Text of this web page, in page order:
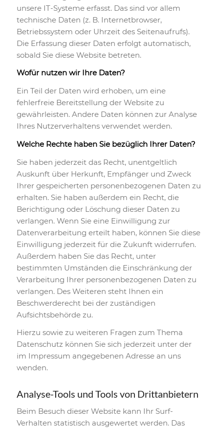
unsere IT-Systeme erfasst. Das sind vor allem
technische Daten (z. B. Internetbrowser,
Betriebssystem oder Uhrzeit des Seitenaufrufs).
Die Erfassung dieser Daten erfolgt automatisch,
sobald Sie diese Website betreten.
Wofür nutzen wir Ihre Daten?
Ein Teil der Daten wird erhoben, um eine
fehlerfreie Bereitstellung der Website zu
gewährleisten. Andere Daten können zur Analyse
Ihres Nutzerverhaltens verwendet werden.
Welche Rechte haben Sie bezüglich Ihrer Daten?
Sie haben jederzeit das Recht, unentgeltlich
Auskunft über Herkunft, Empfänger und Zweck
Ihrer gespeicherten personenbezogenen Daten zu
erhalten. Sie haben außerdem ein Recht, die
Berichtigung oder Löschung dieser Daten zu
verlangen. Wenn Sie eine Einwilligung zur
Datenverarbeitung erteilt haben, können Sie diese
Einwilligung jederzeit für die Zukunft widerrufen.
Außerdem haben Sie das Recht, unter
bestimmten Umständen die Einschränkung der
Verarbeitung Ihrer personenbezogenen Daten zu
verlangen. Des Weiteren steht Ihnen ein
Beschwerderecht bei der zuständigen
Aufsichtsbehörde zu.
Hierzu sowie zu weiteren Fragen zum Thema
Datenschutz können Sie sich jederzeit unter der
im Impressum angegebenen Adresse an uns
wenden.
Analyse-Tools und Tools von Dritt­anbietern
Beim Besuch dieser Website kann Ihr Surf-
Verhalten statistisch ausgewertet werden. Das